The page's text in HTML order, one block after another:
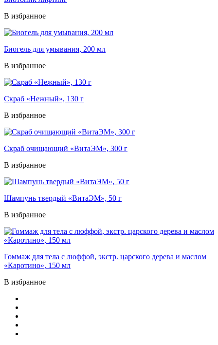
В избранное
Биогель для умывания, 200 мл
В избранное
Скраб «Нежный», 130 г
В избранное
Скраб очищающий «ВитаЭМ», 300 г
В избранное
Шампунь твердый «ВитаЭМ», 50 г
В избранное
Гоммаж для тела с люффой, экстр. царского дерева и маслом
«Каротино», 150 мл
В избранное